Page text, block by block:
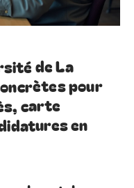
de La
pour
carte
en